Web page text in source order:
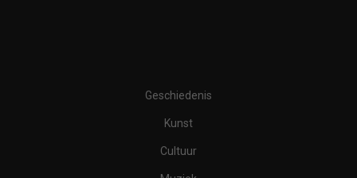
Geschiedenis
Kunst
Cultuur